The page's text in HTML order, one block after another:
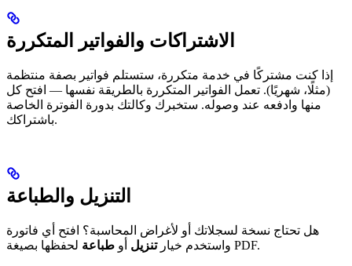
الاشتراكات والفواتير المتكررة
إذا كنت مشتركًا في خدمة متكررة، ستستلم فواتير بصفة منتظمة
(مثلًا، شهريًا). تعمل الفواتير المتكررة بالطريقة نفسها — افتح كل
منها وادفعه عند وصوله. ستخبرك وكالتك بدورة الفوترة الخاصة
باشتراكك.
التنزيل والطباعة
هل تحتاج نسخة لسجلاتك أو لأغراض المحاسبة؟ افتح أي فاتورة
واستخدم خيارتنزيل أو طباعة لحفظها بصيغة PDF.